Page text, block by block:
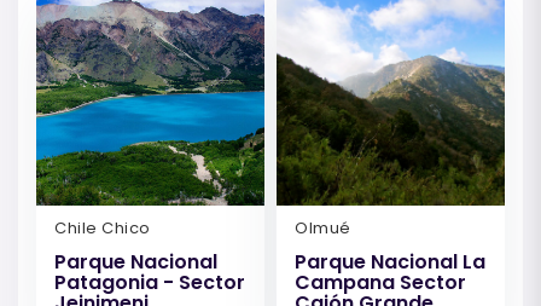
Chile Chico
Parque Nacional
Patagonia - Sector
Olmué
Parque Nacional La
Campana Sector